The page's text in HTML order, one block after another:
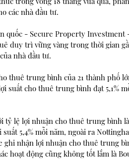
các nhà đầu tư.
quốc - Secure Property Investment
duy trì vững vàng trong thời gian
nhà đầu tư.
thuê trung bình của 21 thành phố
suất cho thuê trung bình đạt 5,1%
lệ lợi nhuận cho thuê trung bình là
5,4% mỗi năm, ngoài ra
ghi nhận lợi nhuận cho thuê trung
hoạt động cũng không tốt lắm là